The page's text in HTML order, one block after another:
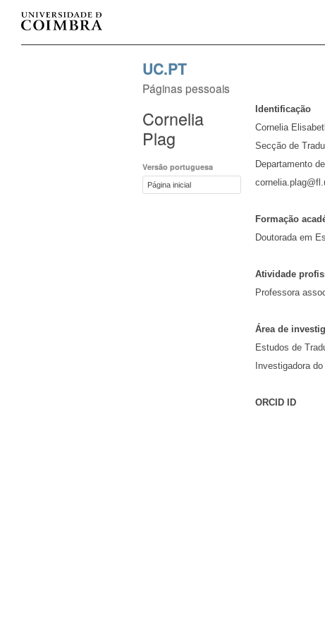
UC.PT
Páginas pessoais
Cornelia
Plag
Versão portuguesa
Página inicial
Identificação
Cornelia
Secção de
Departamento
Formação
Doutorada em
Atividade
Professora
Área de
Estudos de
Investigadora
ORCID ID